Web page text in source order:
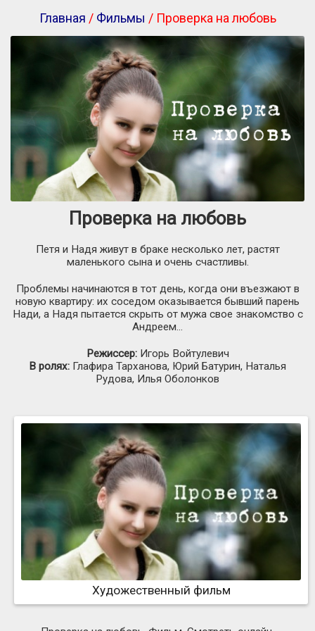
Главная / Фильмы / Проверка на любовь
Проверка на любовь
Петя и Надя живут в браке несколько лет, растят
маленького сына и очень счастливы.
Проблемы начинаются в тот день, когда они въезжают в
новую квартиру: их соседом оказывается бывший парень
Нади, а Надя пытается скрыть от мужа свое знакомство с
Андреем...
Режиссер:Игорь Войтулевич
В ролях: Глафира Тарханова, Юрий Батурин, Наталья
Рудова, Илья Оболонков
Художественный фильм